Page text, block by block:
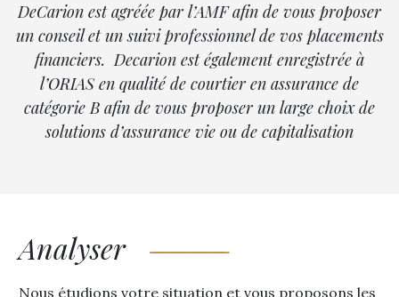
DeCarion est agréée par l’AMF afin de vous proposer
un conseil et un suivi professionnel de vos placements
financiers. Decarion est également enregistrée à
l’ORIAS en qualité de courtier en assurance de
catégorie B afin de vous proposer un large choix de
solutions d’assurance vie ou de capitalisation
Analyser
Nous étudions votre situation et vous proposons les